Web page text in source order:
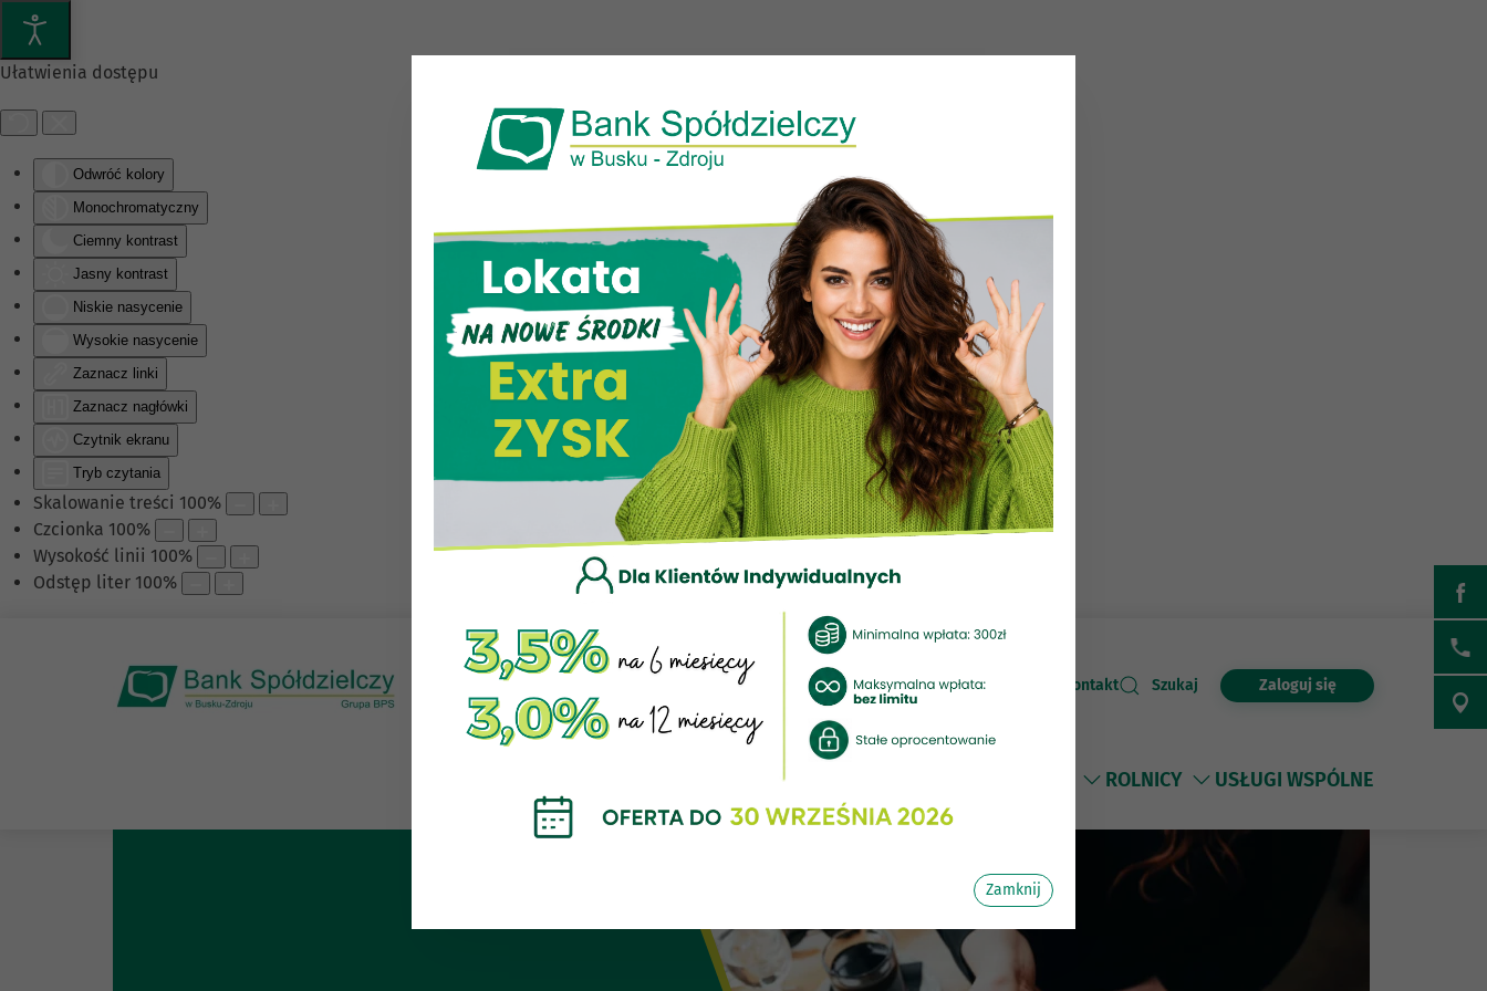
Ułatwienia dostępu
Odwróć kolory
Monochromatyczny
Ciemny kontrast
Jasny kontrast
Niskie nasycenie
Wysokie nasycenie
Zaznacz linki
Zaznacz nagłówki
Czytnik ekranu
Tryb czytania
Skalowanie treści 100%
Czcionka 100%
Wysokość linii 100%
Odstęp liter 100%
Przejdź do głównej treści
Kontakt Szukaj Zaloguj się
KLIENCI INDYWIDUALNI ROLNICY USŁUGI WSPÓLNE
Zamknij